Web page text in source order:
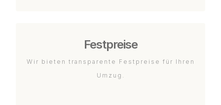
Festpreise
Wir bieten transparente Festpreise für Ihren
Umzug.